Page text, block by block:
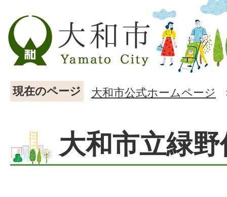
現在のページ 大和市公式ホームページ
大和市立緑